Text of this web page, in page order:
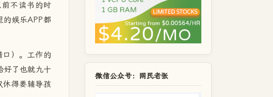
不读书的时
娱乐APP都
）。工作的
好了也就九十
休得要辅导孩
微信公众号：网民老张